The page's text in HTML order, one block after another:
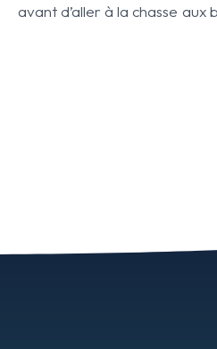
avant d’aller à la chasse aux